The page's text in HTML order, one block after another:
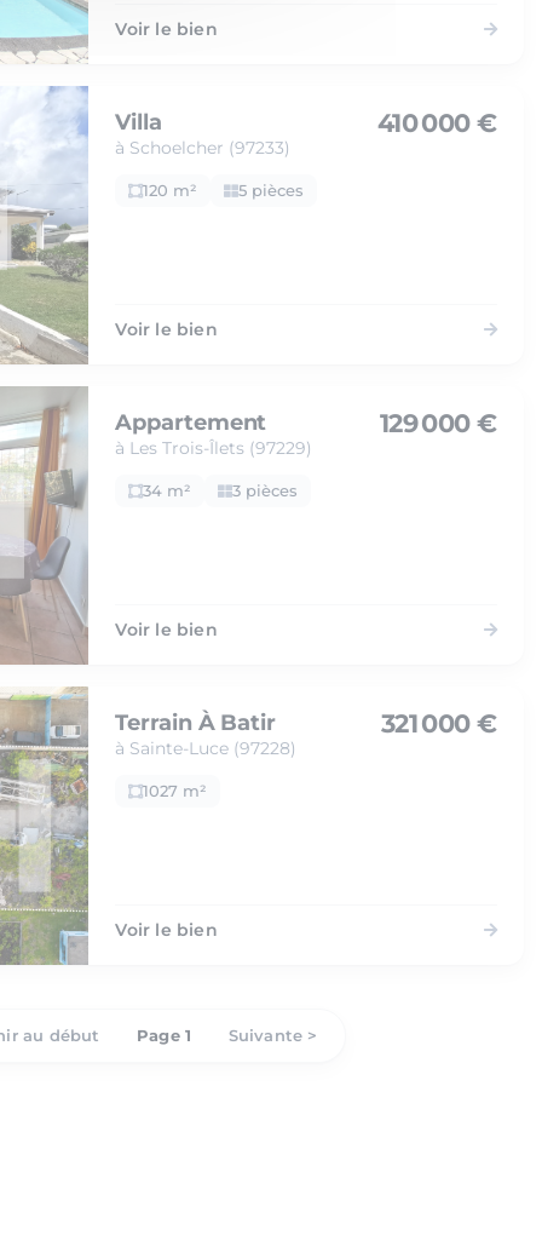
Voir le bien
Villa
à Schoelcher (97233)
410 000 €
120 m² 5 pièces
Voir le bien
Appartement
à Les Trois-Îlets (97229)
129 000 €
34 m² 3 pièces
Voir le bien
Terrain À Batir
à Sainte-Luce (97228)
321 000 €
1027 m²
Voir le bien
au début Page 1 Suivante >